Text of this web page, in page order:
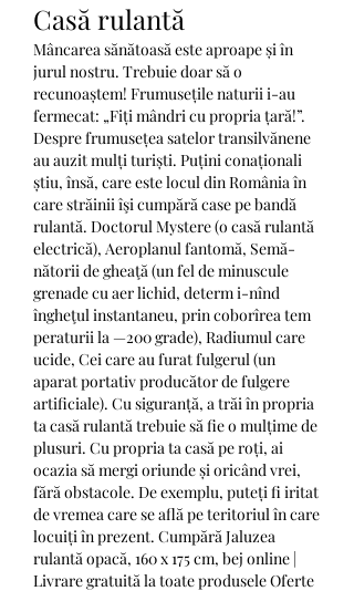
Casă rulantă
Mâncarea sănătoasă este aproape și în
jurul nostru. Trebuie doar să o
recunoaștem! Frumusețile naturii i-au
fermecat: „Fiți mândri cu propria țară!”.
Despre frumusețea satelor transilvănene
au auzit mulți turiști. Puțini conaționali
știu, însă, care este locul din România în
care străinii îşi cumpără case pe bandă
rulantă. Doctorul Mystere (o casă rulantă
electrică), Aeroplanul fantomă, Semă­
nătorii de gheaţă (un fel de minuscule
grenade cu aer lichid, determ i-nînd
îngheţul instantaneu, prin coborîrea tem
peraturii la —200 grade), Radiumul care
ucide, Cei care au furat fulgerul (un
aparat portativ producător de fulgere
artificiale). Cu siguranță, a trăi în propria
ta casă rulantă trebuie să fie o mulțime de
plusuri. Cu propria ta casă pe roți, ai
ocazia să mergi oriunde și oricând vrei,
fără obstacole. De exemplu, puteți fi iritat
de vremea care se află pe teritoriul în care
locuiți în prezent. Cumpără Jaluzea
rulantă opacă, 160 x 175 cm, bej online |
Livrare gratuită la toate produsele Oferte